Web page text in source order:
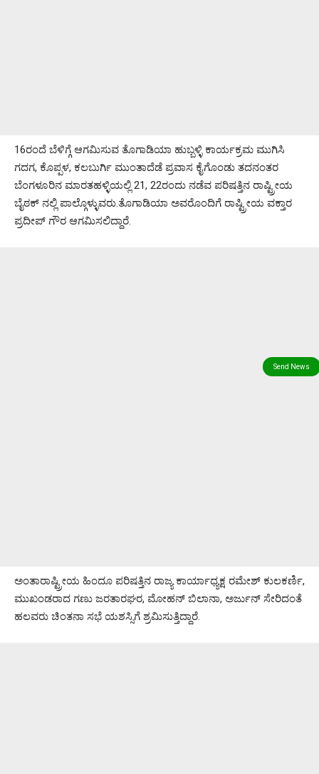
16ರಂದೆ ಬೆಳಿಗ್ಗೆ ಆಗಮಿಸುವ ತೊಗಾಡಿಯಾ ಹುಬ್ಬಳ್ಳಿ ಕಾರ್ಯಕ್ರಮ ಮುಗಿಸಿ
ಗದಗ, ಕೊಪ್ಪಳ, ಕಲಬುರ್ಗಿ ಮುಂತಾದೆಡೆ ಪ್ರವಾಸ ಕೈಗೊಂಡು ತದನಂತರ
ಬೆಂಗಳೂರಿನ ಮಾರತಹಳ್ಳಿಯಲ್ಲಿ 21, 22ರಂದು ನಡೆವ ಪರಿಷತ್ತಿನ ರಾಷ್ಟ್ರೀಯ
ಬೈಠಕ್ ನಲ್ಲಿ ಪಾಲ್ಗೊಳ್ಳುವರು.ತೊಗಾಡಿಯಾ ಅವರೊಂದಿಗೆ ರಾಷ್ಟ್ರೀಯ ವಕ್ತಾರ
ಪ್ರದೀಪ್ ಗೌರ ಆಗಮಿಸಲಿದ್ದಾರೆ.
ಅಂತಾರಾಷ್ಟ್ರೀಯ ಹಿಂದೂ ಪರಿಷತ್ತಿನ ರಾಜ್ಯ ಕಾರ್ಯಾಧ್ಯಕ್ಷ ರಮೇಶ್ ಕುಲಕರ್ಣಿ,
ಮುಖಂಡರಾದ ಗಣು ಜರತಾರಘರ, ಮೋಹನ್ ಬಿಲಾನಾ, ಅರ್ಜುನ್ ಸೇರಿದಂತೆ
ಹಲವರು ಚಿಂತನಾ ಸಭೆ ಯಶಸ್ಸಿಗೆ ಶ್ರಮಿಸುತ್ತಿದ್ದಾರೆ.